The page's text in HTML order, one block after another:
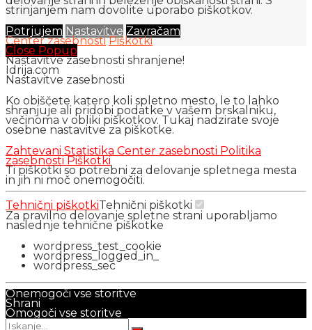
strinjanjem nam dovolite uporabo piškotkov.
Potrjujem Nastavitve Zavračam
Center zasebnosti Piškotki
Close Popup
Nastavitve zasebnosti shranjene!
Idrija.com
Nastavitve zasebnosti
Ko obiščete katero koli spletno mesto, le to lahko
shranjuje ali pridobi podatke v vašem brskalniku,
večinoma v obliki piškotkov. Tukaj nadzirate svoje
osebne nastavitve za piškotke.
Zahtevani Statistika Center zasebnosti Politika
zasebnosti Piškotki
Ti piškotki so potrebni za delovanje spletnega mesta
in jih ni moč onemogočiti.
Tehnični piškotkiTehnični piškotki
Za pravilno delovanje spletne strani uporabljamo
naslednje tehnične piškotke
wordpress_test_cookie
wordpress_logged_in_
wordpress_sec
Onemogoči vse storitve
Shrani
Omogoči vse storitve